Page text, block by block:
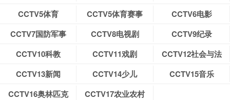
CCTV5体育
CCTV5体育赛事
CCTV6电影
CCTV7国防军事
CCTV8电视剧
CCTV9纪录
CCTV10科教
CCTV11戏剧
CCTV12社会与法
CCTV13新闻
CCTV14少儿
CCTV15音乐
CCTV16奥林匹克
CCTV17农业农村